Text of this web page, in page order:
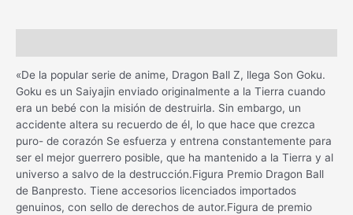
«De la popular serie de anime, Dragon Ball Z, llega Son Goku.
Goku es un Saiyajin enviado originalmente a la Tierra cuando
era un bebé con la misión de destruirla. Sin embargo, un
accidente altera su recuerdo de él, lo que hace que crezca
puro- de corazón Se esfuerza y entrena constantemente para
ser el mejor guerrero posible, que ha mantenido a la Tierra y al
universo a salvo de la destrucción.Figura Premio Dragon Ball
de Banpresto. Tiene accesorios licenciados importados
genuinos, con sello de derechos de autor.Figura de premio